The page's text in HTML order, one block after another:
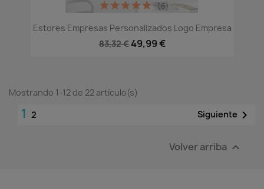
Estores Empresas Personalizados Logo Empresa
83,32 € 49,99 €
(6)
Mostrando 1-12 de 22 artículo(s)
1 2 Siguiente 
Volver arriba 